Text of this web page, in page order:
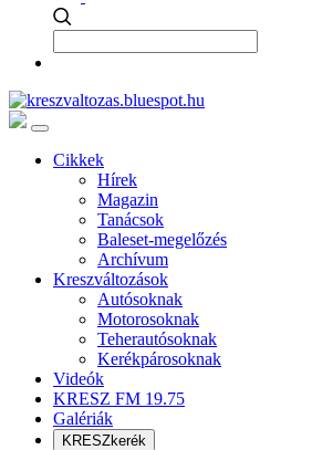
Cikkek
Hírek
Magazin
Tanácsok
Baleset-megelőzés
Archívum
Kreszváltozások
Autósoknak
Motorosoknak
Teherautósoknak
Kerékpárosoknak
Videók
KRESZ FM 19.75
Galériák
KRESZkerék